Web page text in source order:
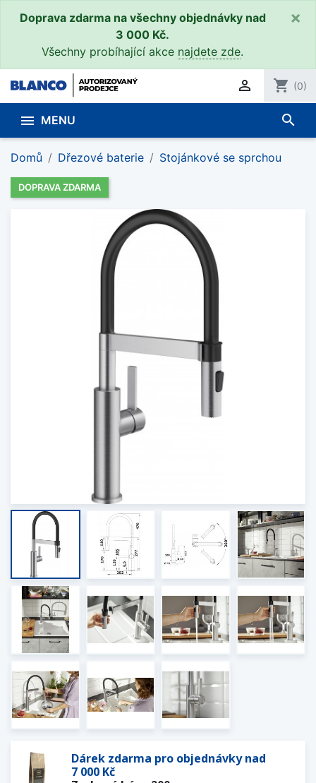
Doprava zdarma na všechny objednávky nad
3 000 Kč.
Všechny probíhající akce najdete zde.
×
 shopping_cart (0)
 MENU search
Domů Dřezové baterie Stojánkové se sprchou
DOPRAVA ZDARMA
Dárek zdarma pro objednávky nad
7 000 Kč